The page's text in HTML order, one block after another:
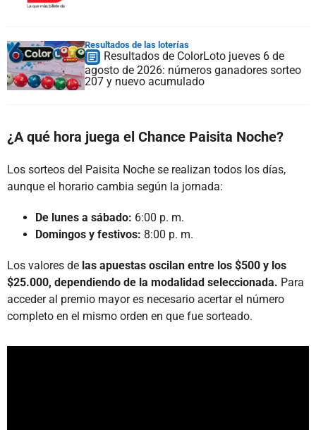
Resultados de las loterías
Resultados de ColorLoto jueves 6 de
agosto de 2026: números ganadores sorteo
207 y nuevo acumulado
¿A qué hora juega el Chance Paisita Noche?
Los sorteos del Paisita Noche se realizan todos los días,
aunque el horario cambia según la jornada:
De lunes a sábado: 6:00 p. m.
Domingos y festivos: 8:00 p. m.
Los valores de las apuestas oscilan entre los $500 y los
$25.000, dependiendo de la modalidad seleccionada. Para
acceder al premio mayor es necesario acertar el número
completo en el mismo orden en que fue sorteado.